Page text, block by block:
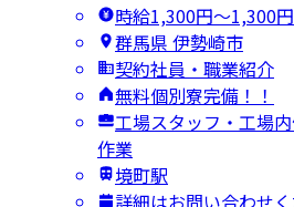
時給1,300円〜1,300円
群馬県 伊勢崎市
契約社員・職業紹介
無料個別寮完備！！
工場スタッフ・工場
作業
境町駅
詳細はお問い合わせ